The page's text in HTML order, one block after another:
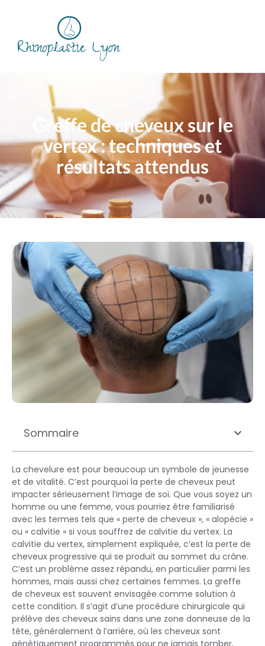
Greffe de cheveux sur le
vertex : techniques et
résultats attendus
Sommaire
La chevelure est pour beaucoup un symbole de jeunesse
et de vitalité. C’est pourquoi la perte de cheveux peut
impacter sérieusement l’image de soi. Que vous soyez un
homme ou une femme, vous pourriez être familiarisé
avec les termes tels que « perte de cheveux », « alopécie »
ou « calvitie » si vous souffrez de calvitie du vertex. La
calvitie du vertex, simplement expliquée, c’est la perte de
cheveux progressive qui se produit au sommet du crâne.
C’est un problème assez répandu, en particulier parmi les
hommes, mais aussi chez certaines femmes. La greffe
de cheveux est souvent envisagée comme solution à
cette condition. Il s’agit d’une procédure chirurgicale qui
prélève des cheveux sains dans une zone donneuse de la
tête, généralement à l’arrière, où les cheveux sont